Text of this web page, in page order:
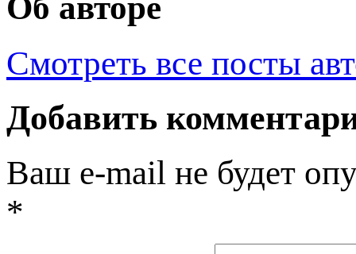
Об авторе
Смотреть все посты
Добавить
Ваш e-mail не будет
*